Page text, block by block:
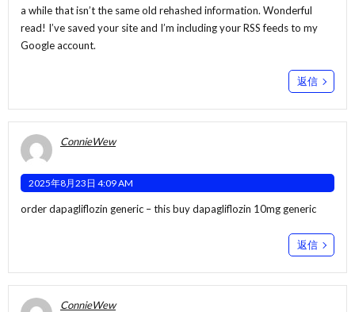
a while that isn’t the same old rehashed information. Wonderful
read! I’ve saved your site and I’m including your RSS feeds to my
Google account.
返信
ConnieWew
2025年8月23日 4:09 AM
order dapagliflozin generic –thisbuy dapagliflozin 10mg generic
返信
ConnieWew